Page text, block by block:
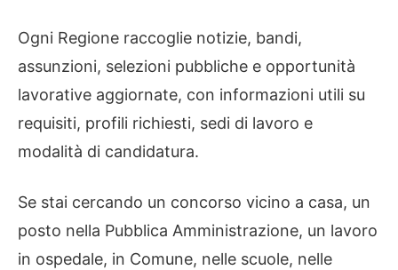
Ogni Regione raccoglie notizie, bandi,
assunzioni, selezioni pubbliche e opportunità
lavorative aggiornate, con informazioni utili su
requisiti, profili richiesti, sedi di lavoro e
modalità di candidatura.
Se stai cercando un concorso vicino a casa, un
posto nella Pubblica Amministrazione, un lavoro
in ospedale, in Comune, nelle scuole, nelle